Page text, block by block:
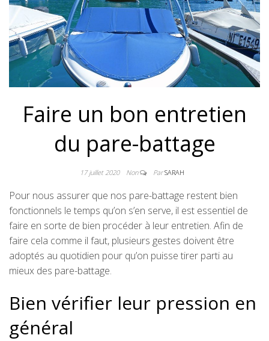
Faire un bon entretien
du pare-battage
17 juillet 2020 Non ParSARAH
Pour nous assurer que nos pare-battage restent bien
fonctionnels le temps qu’on s’en serve, il est essentiel de
faire en sorte de bien procéder à leur entretien. Afin de
faire cela comme il faut, plusieurs gestes doivent être
adoptés au quotidien pour qu’on puisse tirer parti au
mieux des pare-battage.
Bien vérifier leur pression en
général